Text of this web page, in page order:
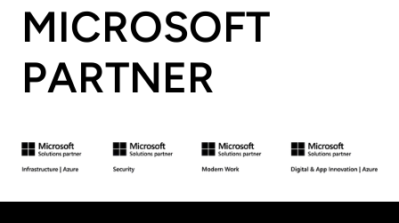
MICROSOFT
PARTNER